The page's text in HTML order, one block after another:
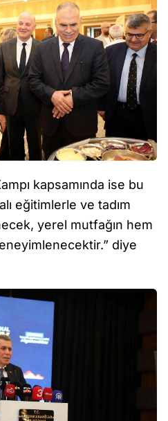
kapsamında ise bu
eğitimlerle ve tadım
yerel mutfağın hem
diye